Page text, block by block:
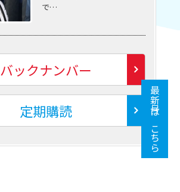
で…
バックナンバー
定期購読 最新号はこちら